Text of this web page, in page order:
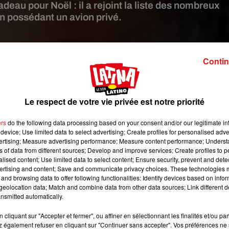
pour Noël : il a rejoint la liste des nombreux
possédant un avion privé.
Depuis plusieurs semaines, le chanteur portoricain
avec quatre autres grands noms de la scène musicale latine
mais également avec la sortiede sa première collaboration
intitulée Yo X Ti, Tu X Mi
album studio intituléNibiruqui comportede
DJ Snake, Anuel AA, Snoop Dogg ou encore Nicky
à la star portoricaine."Ce que les gens ne comprennent pas
ne veux pas livrer à mes fans quelque chose qui n'a pas
satisfait pas complètement.Je suis en train de mettre la
expliqué Ozuna quelques jours avant la sortie de l'album,
fans, l'artiste aime aussi se faire plaisir de temps en temps
à lui...
Le respect de votre vie privée est notre priorité
do the following data processing based on your consent and/or our legitimate
Use limited data to select advertising; Create profiles for personalised
Measure advertising performance; Measure content performance;
of data from different sources; Develop and improve services; Create profiles to
content; Use limited data to select content; Ensure security, prevent and
and content; Save and communicate privacy choices. These technologies
browsing data to offer following functionalities: Identify devices based on
data; Match and combine data from other data sources; Link different
automatically.
cliquant sur "Accepter et fermer", ou affiner en sélectionnant les finalités et/ou
également refuser en cliquant sur "Continuer sans accepter". Vos préférences